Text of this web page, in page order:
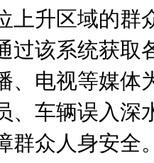
上升区域的群
过该系统获取
、电视等媒体
、车辆误入深
群众人身安全